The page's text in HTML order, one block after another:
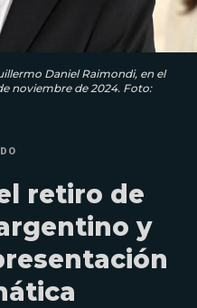
Daniel Raimondi, en el
noviembre de 2024. Foto:
retiro de
y